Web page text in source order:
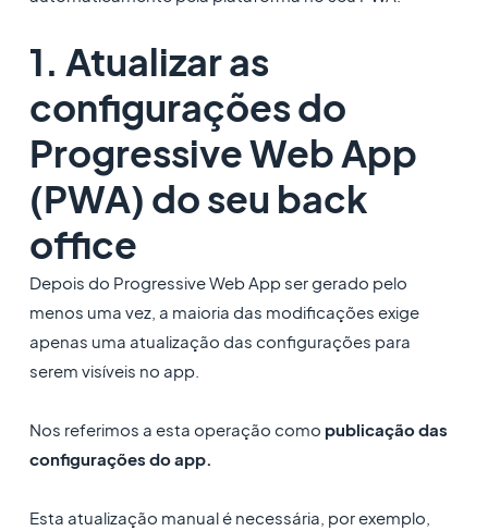
1. Atualizar as
configurações do
Progressive Web App
(PWA) do seu back
office
Depois do Progressive Web App ser gerado pelo
menos uma vez, a maioria das modificações exige
apenas uma atualização das configurações para
serem visíveis no app.
Nos referimos a esta operação como publicação das
configurações do app.
Esta atualização manual é necessária, por exemplo,